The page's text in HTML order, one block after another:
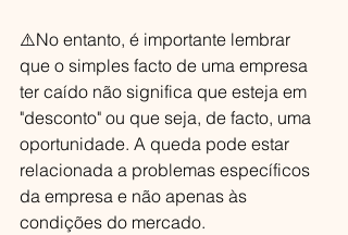
⚠️No entanto, é importante lembrar
que o simples facto de uma empresa
ter caído não significa que esteja em
"desconto" ou que seja, de facto, uma
oportunidade. A queda pode estar
relacionada a problemas específicos
da empresa e não apenas às
condições do mercado.